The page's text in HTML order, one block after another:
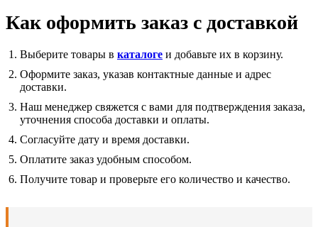
Как оформить заказ с доставкой
Выберите товары в каталоге и добавьте их в корзину.
Оформите заказ, указав контактные данные и адрес
доставки.
Наш менеджер свяжется с вами для подтверждения заказа,
уточнения способа доставки и оплаты.
Согласуйте дату и время доставки.
Оплатите заказ удобным способом.
Получите товар и проверьте его количество и качество.